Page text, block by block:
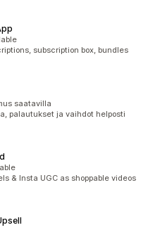
subscription box, bundles
saatavilla
palautukset ja vaihdot helposti
& Insta UGC as shoppable videos